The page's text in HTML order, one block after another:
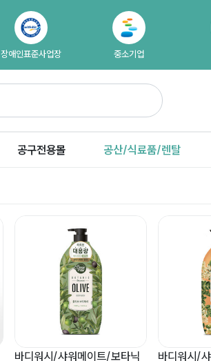
장애인표준사업장 중소기업
공구전용몰 공산/식료품/렌탈
바디워시/샤워메이트/보타닉
바디워시/